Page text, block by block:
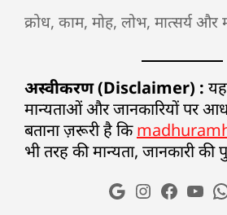
क्रोध, काम, मोह, लोभ, मात्सर्य और
अस्वीकरण (Disclaimer) :
मान्यताओं और जानकारियों पर
बताना ज़रूरी है कि
भी तरह की मान्यता, जानकारी की